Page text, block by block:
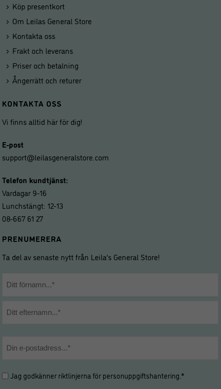
Köp presentkort
Om Leilas General Store
Kontakta oss
Frakt och leverans
Priser och betalning
Ångerrätt och returer
KONTAKTA OSS
Vi finns alltid här för dig!
E-post
support@leilasgeneralstore.com
Telefon kundtjänst:
Vardagar 9-16
Lunchstängt: 12-13
08-667 61 27
PRENUMERERA
Ta del av senaste nytt från Leila’s General Store!
Hantering
Jag godkänner riktlinjerna förpersonuppgiftshantering .*